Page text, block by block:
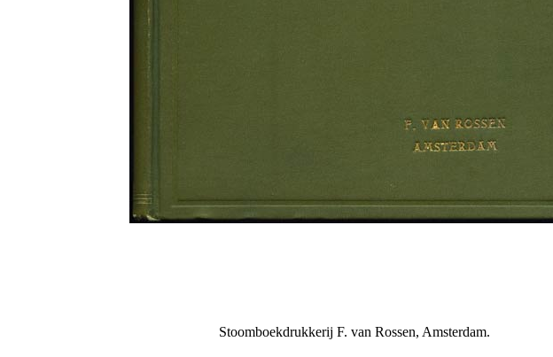
Stoomboekdrukkerij F. van Rossen, Amsterdam.